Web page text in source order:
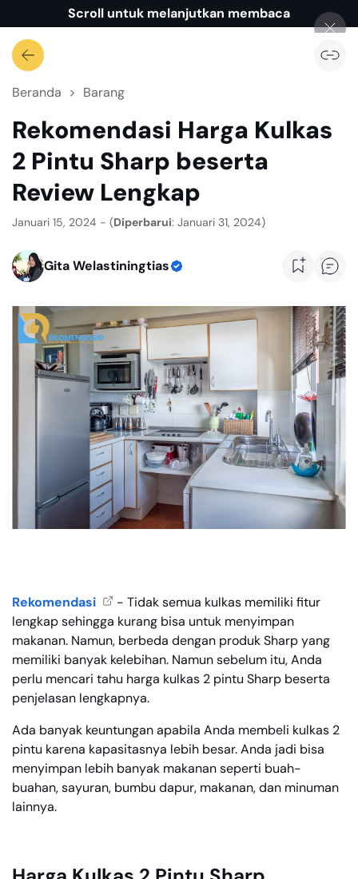
Scroll untuk melanjutkan membaca
Beranda Barang
Rekomendasi Harga Kulkas
2 Pintu Sharp beserta
Review Lengkap
Januari 15, 2024 - (Diperbarui: Januari 31, 2024)
Gita Welastiningtias
Rekomendasi
- Tidak semua kulkas memiliki fitur
lengkap sehingga kurang bisa untuk menyimpan
makanan. Namun, berbeda dengan produk Sharp yang
memiliki banyak kelebihan. Namun sebelum itu, Anda
perlu mencari tahu harga kulkas 2 pintu Sharp beserta
penjelasan lengkapnya.
Ada banyak keuntungan apabila Anda membeli kulkas 2
pintu karena kapasitasnya lebih besar. Anda jadi bisa
menyimpan lebih banyak makanan seperti buah-
buahan, sayuran, bumbu dapur, makanan, dan minuman
lainnya.